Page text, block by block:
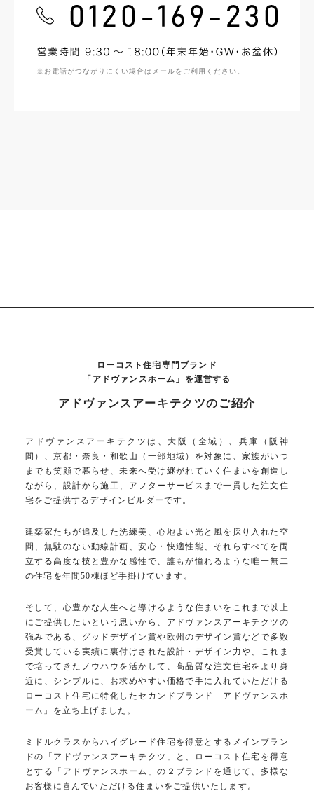
※お電話がつながりにくい場合はメールをご利用ください。
ローコスト住宅専門ブランド
「アドヴァンスホーム」を運営する
アドヴァンスアーキテクツのご紹介
アドヴァンスアーキテクツは、大阪（全域）、兵庫（阪神
間）、京都・奈良・和歌山（一部地域）を対象に、家族がいつ
までも笑顔で暮らせ、未来へ受け継がれていく住まいを創造し
ながら、設計から施工、アフターサービスまで一貫した注文住
宅をご提供するデザインビルダーです。
建築家たちが追及した洗練美、心地よい光と風を採り入れた空
間、無駄のない動線計画、安心・快適性能、それらすべてを両
立する高度な技と豊かな感性で、誰もが憧れるような唯一無二
の住宅を年間50棟ほど手掛けています。
そして、心豊かな人生へと導けるような住まいをこれまで以上
にご提供したいという思いから、アドヴァンスアーキテクツの
強みである、グッドデザイン賞や欧州のデザイン賞などで多数
受賞している実績に裏付けされた設計・デザイン力や、これま
で培ってきたノウハウを活かして、高品質な注文住宅をより身
近に、シンプルに、お求めやすい価格で手に入れていただける
ローコスト住宅に特化したセカンドブランド「アドヴァンスホ
ーム」を立ち上げました。
ミドルクラスからハイグレード住宅を得意とするメインブラン
ドの「アドヴァンスアーキテクツ」と、ローコスト住宅を得意
とする「アドヴァンスホーム」の２ブランドを通じて、多様な
お客様に喜んでいただける住まいをご提供いたします。